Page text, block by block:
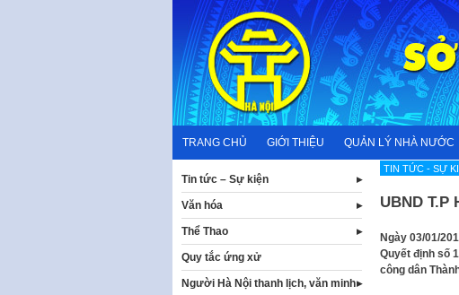
content
TRANG CHỦ GIỚI THIỆU QUẢN LÝ NHÀ NƯỚC
TIN TỨC - SỰ
UBND T.P
Ngày 03/01/
Quyết định số
công dân
Tin tức – Sự kiện
Văn hóa
Thể Thao
Quy tắc ứng xử
Người Hà Nội thanh lịch, văn minh